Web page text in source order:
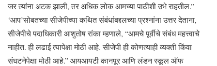
जर त्यांना अटक झाली, तर अधिक लोक आमच्या पाठीशी उभे राहतील.”
‘आप’सोबतच्या सीजेपीच्या कथित संबंधांबद्दलच्या प्रश्नांना उत्तर देताना,
सीजेपीचे पदाधिकारी आशुतोष रांका म्हणाले, “आमचे पूर्वीचे संबंध महत्त्वाचे
नाहीत. ही लढाई त्यापेक्षा मोठी आहे. सीजेपी ही कोणत्याही व्यक्ती किंवा
संघटनेपेक्षा मोठी आहे.” आयआयटी कानपूर आणि लंडन स्कूल ऑफ